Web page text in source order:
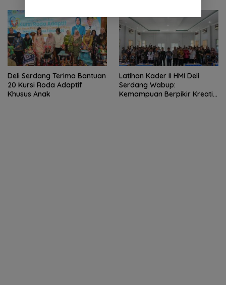
Deli Serdang Terima Bantuan
20 Kursi Roda Adaptif
Khusus Anak
Latihan Kader II HMI Deli
Serdang Wabup:
Kemampuan Berpikir Kreatif